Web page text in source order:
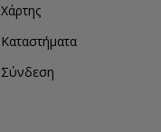
Χάρτης
Καταστήματα
Σύνδεση